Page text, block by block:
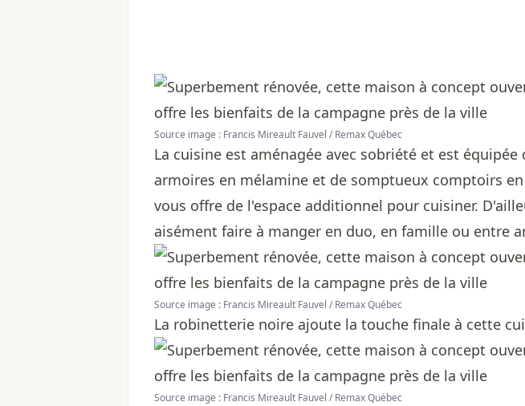
Source image : Francis Mireault Fauvel / Remax Québec
La cuisine est aménagée avec sobriété et est équipée
armoires en mélamine et de somptueux comptoirs
vous offre de l'espace additionnel pour cuisiner.
aisément faire à manger en duo, en famille ou entre
Source image : Francis Mireault Fauvel / Remax Québec
La robinetterie noire ajoute la touche finale à cette
Source image : Francis Mireault Fauvel / Remax Québec